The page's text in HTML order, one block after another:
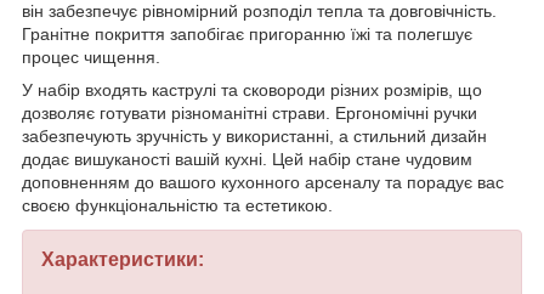
він забезпечує рівномірний розподіл тепла та довговічність.
Гранітне покриття запобігає пригоранню їжі та полегшує
процес чищення.
У набір входять каструлі та сковороди різних розмірів, що
дозволяє готувати різноманітні страви. Ергономічні ручки
забезпечують зручність у використанні, а стильний дизайн
додає вишуканості вашій кухні. Цей набір стане чудовим
доповненням до вашого кухонного арсеналу та порадує вас
своєю функціональністю та естетикою.
Характеристики: